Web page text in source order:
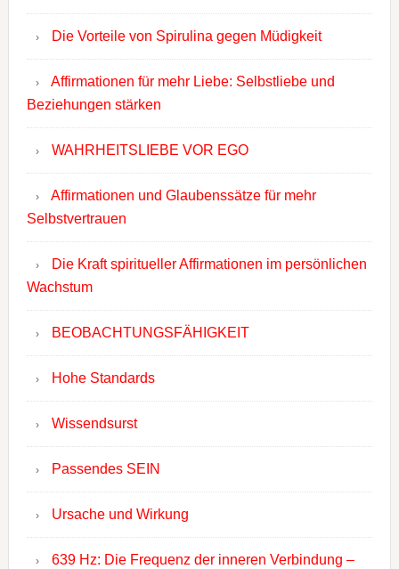
Die Vorteile von Spirulina gegen Müdigkeit
Affirmationen für mehr Liebe: Selbstliebe und
Beziehungen stärken
WAHRHEITSLIEBE VOR EGO
Affirmationen und Glaubenssätze für mehr
Selbstvertrauen
Die Kraft spiritueller Affirmationen im persönlichen
Wachstum
BEOBACHTUNGSFÄHIGKEIT
Hohe Standards
Wissendsurst
Passendes SEIN
Ursache und Wirkung
639 Hz: Die Frequenz der inneren Verbindung –